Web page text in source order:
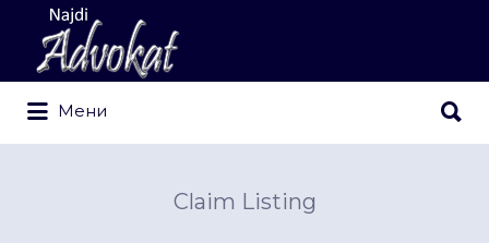
Search
for:
Мени
for:
Claim Listing